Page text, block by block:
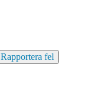
Rapportera fel